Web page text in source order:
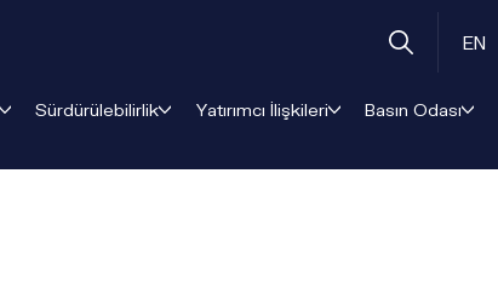
EN
Sürdürülebilirlik Yatırımcı İlişkileri Basın Odası